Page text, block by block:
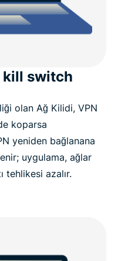
kill switch
olan Ağ Kilidi, VPN
koparsa
yeniden bağlanana
uygulama, ağlar
tehlikesi azalır.